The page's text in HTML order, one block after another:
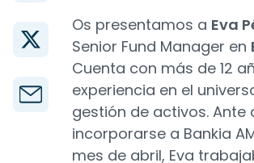
Os presentamos a Eva
Senior Fund Manager en
Cuenta con más de 12
experiencia en el
gestión de activos. Ante
incorporarse a Bankia
mes de abril, Eva